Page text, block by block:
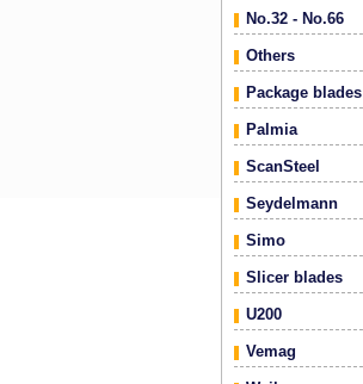
No.32 - No.66
Others
Package blades
Palmia
ScanSteel
Seydelmann
Simo
Slicer blades
U200
Vemag